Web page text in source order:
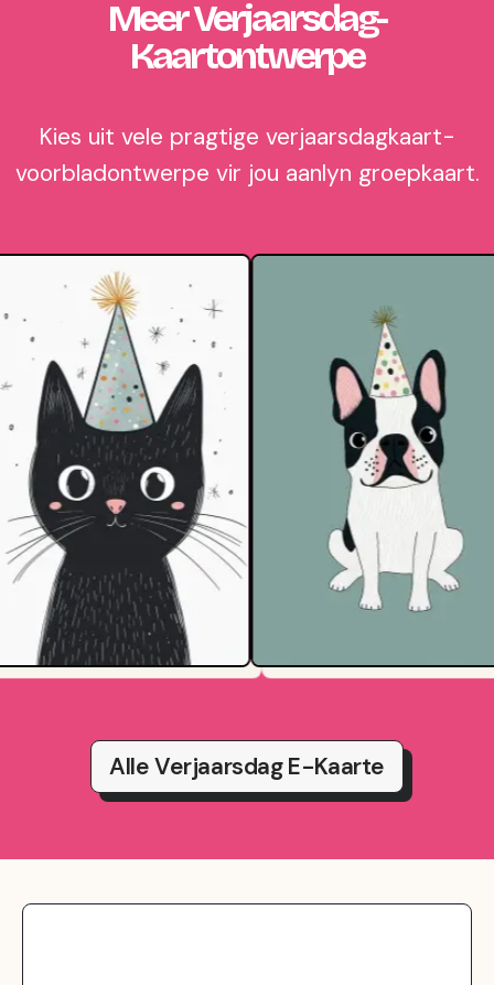
Meer Verjaarsdag-
Kaartontwerpe
Kies uit vele pragtige verjaarsdagkaart-
voorbladontwerpe vir jou aanlyn groepkaart.
Alle Verjaarsdag E-Kaarte